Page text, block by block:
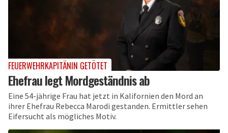
FEUERWEHRKAPITÄNIN GETÖTET
Ehefrau legt Mordgeständnis ab
Eine 54-jährige Frau hat jetzt in Kalifornien den Mord an
ihrer Ehefrau Rebecca Marodi gestanden. Ermittler sehen
Eifersucht als mögliches Motiv.